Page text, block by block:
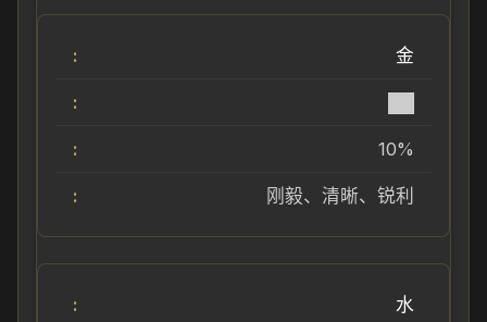
金
10%
刚毅、清晰、锐利
水